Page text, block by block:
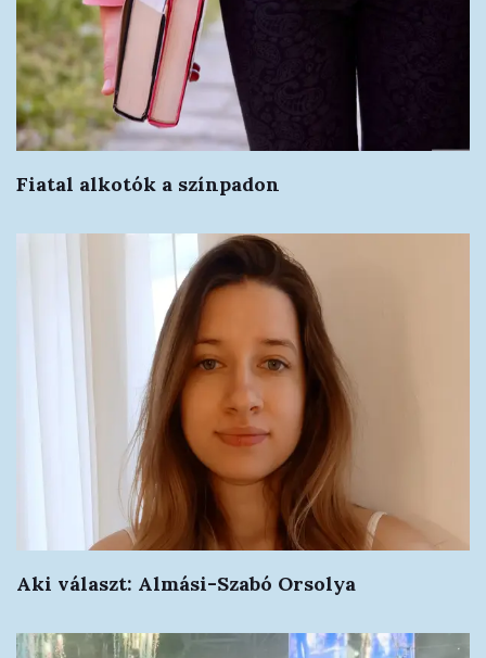
Fiatal alkotók a színpadon
Aki választ: Almási-Szabó Orsolya